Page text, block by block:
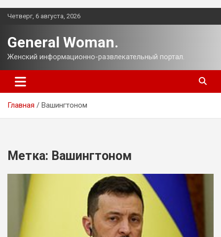
Перейти
Четверг, 6 августа, 2026
General Woman.
Женский информационно-развлекательный портал.
Главная Вашингтоном
Метка: Вашингтоном